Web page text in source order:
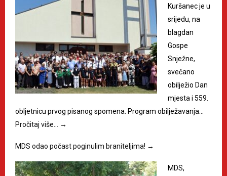
Kuršanec je u
srijedu, na
blagdan
Gospe
Snježne,
svečano
obilježio Dan
mjesta i 559.
obljetnicu prvog pisanog spomena. Program obilježavanja…
Pročitaj više…
→
MDS odao počast poginulim braniteljima! →
MDS,